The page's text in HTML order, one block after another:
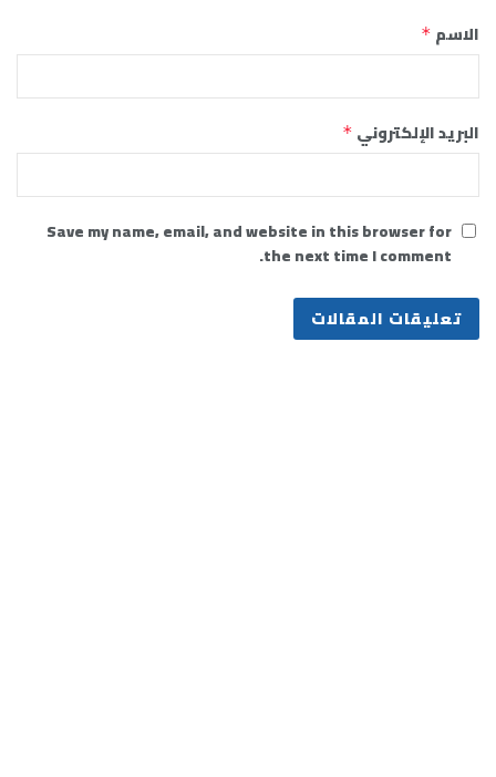
الاسم *
البريد الإلكتروني *
Save my name, email, and website in this browser for
the next time I comment.